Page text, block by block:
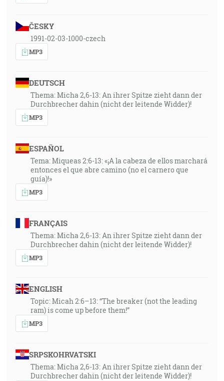
ČESKY
1991-02-03-1000-czech
MP3
DEUTSCH
Thema: Micha 2,6-13: An ihrer Spitze zieht dann der
Durchbrecher dahin (nicht der leitende Widder)!
MP3
ESPAÑOL
Tema: Miqueas 2:6-13: «¡A la cabeza de ellos marchará
entonces el que abre camino (no el carnero que
guía)!»
MP3
FRANÇAIS
Thema: Micha 2,6-13: An ihrer Spitze zieht dann der
Durchbrecher dahin (nicht der leitende Widder)!
MP3
ENGLISH
Topic: Micah 2:6–13: “The breaker (not the leading
ram) is come up before them!”
MP3
SRPSKOHRVATSKI
Thema: Micha 2,6-13: An ihrer Spitze zieht dann der
Durchbrecher dahin (nicht der leitende Widder)!